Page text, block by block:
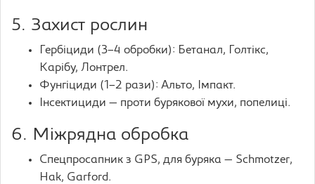
5. Захист рослин
Гербіциди (3–4 обробки): Бетанал, Голтікс,
Карібу, Лонтрел.
Фунгіциди (1–2 рази): Альто, Імпакт.
Інсектициди — проти бурякової мухи, попелиці.
6. Міжрядна обробка
Спецпросапник з GPS, для буряка — Schmotzer,
Hak, Garford.